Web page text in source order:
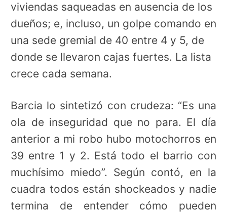
viviendas saqueadas en ausencia de los
dueños; e, incluso, un golpe comando en
una sede gremial de 40 entre 4 y 5, de
donde se llevaron cajas fuertes. La lista
crece cada semana.
Barcia lo sintetizó con crudeza: “Es una
ola de inseguridad que no para. El día
anterior a mi robo hubo motochorros en
39 entre 1 y 2. Está todo el barrio con
muchísimo miedo”. Según contó, en la
cuadra todos están shockeados y nadie
termina de entender cómo pueden